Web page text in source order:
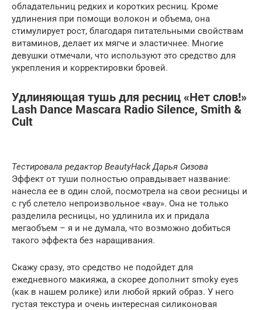
обладательниц редких и коротких ресниц. Кроме
удлинения при помощи волокон и объема, она
стимулирует рост, благодаря питательными свойствам
витаминов, делает их мягче и эластичнее. Многие
девушки отмечали, что используют это средство для
укрепления и корректировки бровей.
Удлиняющая тушь для ресниц «Нет слов!»
Lash Dance Mascara Radio Silence, Smith &
Cult
Тестировала редактор BeautyHack Дарья Сизова
Эффект от туши полностью оправдывает название:
нанесла ее в один слой, посмотрела на свои ресницы и
с губ слетело непроизвольное «вау». Она не только
разделила ресницы, но удлинила их и придала
мегаобъем – я и не думала, что возможно добиться
такого эффекта без наращивания.
Скажу сразу, это средство не подойдет для
ежедневного макияжа, а скорее дополнит smoky eyes
(как в нашем ролике) или любой яркий образ. У него
густая текстура и очень интересная силиконовая